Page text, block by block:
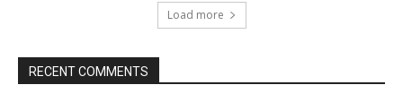
Load more
RECENT COMMENTS